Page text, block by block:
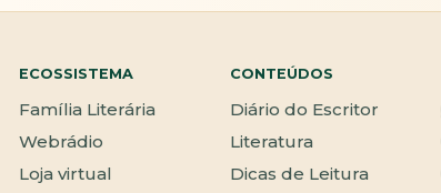
ECOSSISTEMA
Família Literária
Webrádio
Loja virtual
CONTEÚDOS
Diário do Escritor
Literatura
Dicas de Leitura